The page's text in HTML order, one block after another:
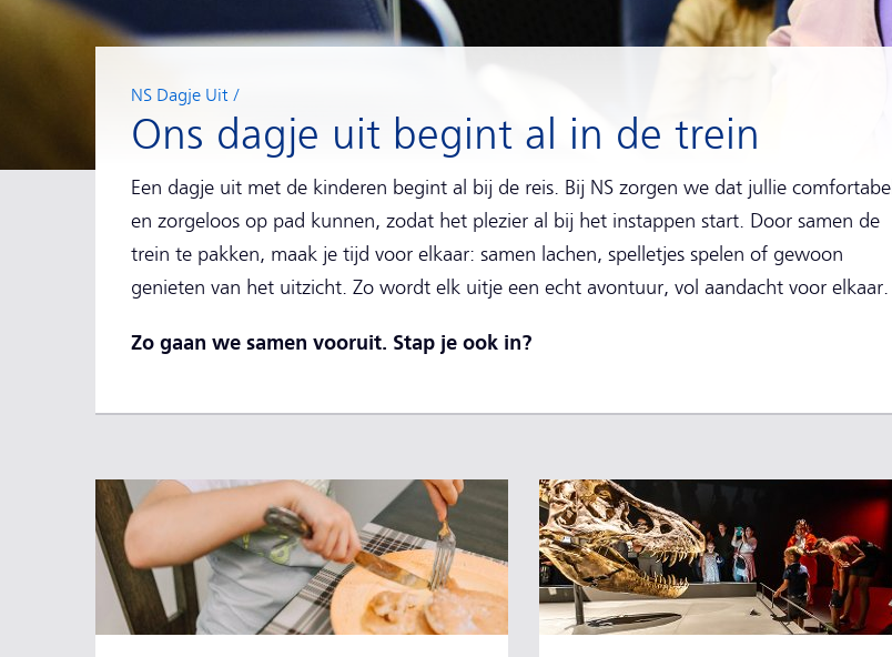
NS Dagje Uit
Ons dagje uit begint al in de trein
Een dagje uit met de kinderen begint al bij de reis. Bij NS zorgen we dat jullie comfortabel
en zorgeloos op pad kunnen, zodat het plezier al bij het instappen start. Door samen de
trein te pakken, maak je tijd voor elkaar: samen lachen, spelletjes spelen of gewoon
genieten van het uitzicht. Zo wordt elk uitje een echt avontuur, vol aandacht voor elkaar.
Zo gaan we samen vooruit. Stap je ook in?